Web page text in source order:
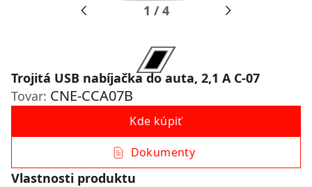
1 /4
Trojitá USB nabíjačka do auta, 2,1 A C-07
Tovar: CNE-CCA07B
Kde kúpiť
Dokumenty
Vlastnosti produktu